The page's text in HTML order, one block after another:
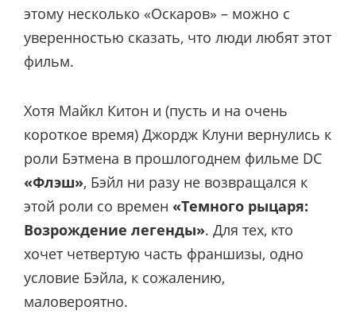
этому несколько «Оскаров» – можно с
уверенностью сказать, что люди любят этот
фильм.
Хотя Майкл Китон и (пусть и на очень
короткое время) Джордж Клуни вернулись к
роли Бэтмена в прошлогоднем фильме DC
«Флэш», Бэйл ни разу не возвращался к
этой роли со времен «Темного рыцаря:
Возрождение легенды». Для тех, кто
хочет четвертую часть франшизы, одно
условие Бэйла, к сожалению,
маловероятно.